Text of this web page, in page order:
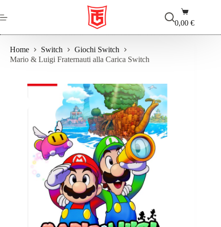
al
contenuto
Carrello
0,00€
Home Switch
Giochi Switch
Mario & Luigi Fraternauti alla Carica Switch